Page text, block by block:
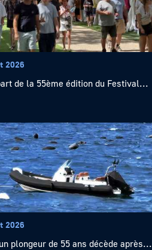
2026
de la 55ème édition du Festival...
2026
plongeur de 55 ans décède après...